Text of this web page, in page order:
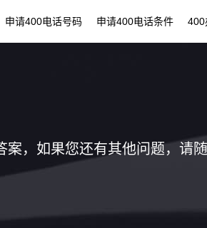
申请400电话号码 申请400电话条件 400
，如果您还有其他问题，请